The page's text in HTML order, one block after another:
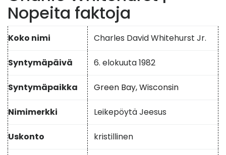
Nopeita faktoja
Koko nimi Charles David Whitehurst Jr.
Syntymäpäivä 6. elokuuta 1982
Syntymäpaikka Green Bay, Wisconsin
Nimimerkki Leikepöytä Jeesus
Uskonto kristillinen